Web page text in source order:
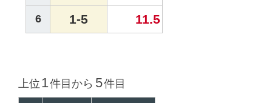
6 1-5 11.5
上位 1件目から 5件目